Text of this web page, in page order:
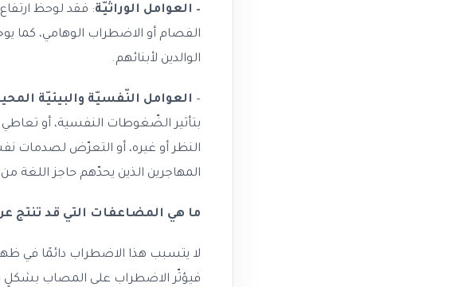
– العوامل الوراثيّة: فقد لوحظ
الفصام أو الاضطراب الوهامي، كما
الوالدين لأبنائهم.
– العوامل النّفسيّة والبيئيّة
بتأثير الضّغوطات النفسية، أو
النظر أو غيره، أو التعرّض لصدمات
المهاجرين الذين يحدّهم حاجز اللغة
ما هي المضاعفات التي قد تنتج
لا يتسبب هذا الاضطراب دائمًا في
فيؤثّر الاضطراب على المصاب بشكلٍ